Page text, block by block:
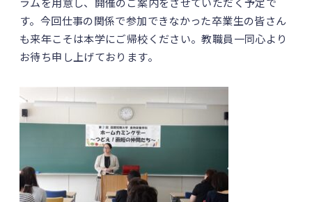
す。今回仕事の関係で参加できなかった卒業生の皆さん
も来年こそは本学にご帰校ください。教職員一同心より
お待ち申し上げております。